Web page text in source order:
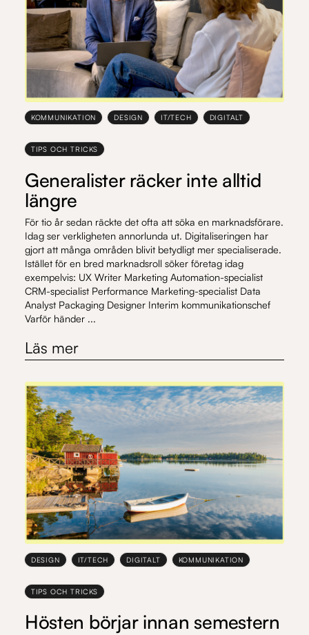
KOMMUNIKATION DESIGN IT/TECH DIGITALT
TIPS OCH TRICKS
Generalister räcker inte alltid
längre
För tio år sedan räckte det ofta att söka en marknadsförare.
Idag ser verkligheten annorlunda ut. Digitaliseringen har
gjort att många områden blivit betydligt mer specialiserade.
Istället för en bred marknadsroll söker företag idag
exempelvis: UX Writer Marketing Automation-specialist
CRM-specialist Performance Marketing-specialist Data
Analyst Packaging Designer Interim kommunikationschef
Varför händer ...
Läs mer
DESIGN IT/TECH DIGITALT KOMMUNIKATION
TIPS OCH TRICKS
Hösten börjar innan semestern